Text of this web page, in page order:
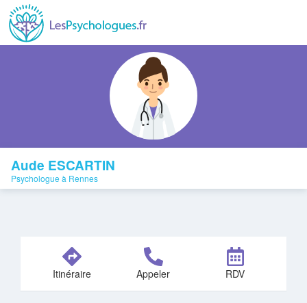
Aude ESCARTIN
Psychologue à Rennes
Itinéraire Appeler RDV